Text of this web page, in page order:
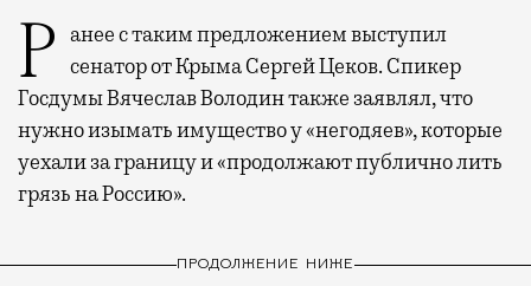
Ранее с таким предложением выступил сенатор от Крыма Сергей Цеков. Спикер
Госдумы Вячеслав Володин также заявлял, что
нужно изымать имущество у «негодяев», которые
уехали за границу и «продолжают публично лить
грязь на Россию».
ПРОДОЛЖЕНИЕ НИЖЕ